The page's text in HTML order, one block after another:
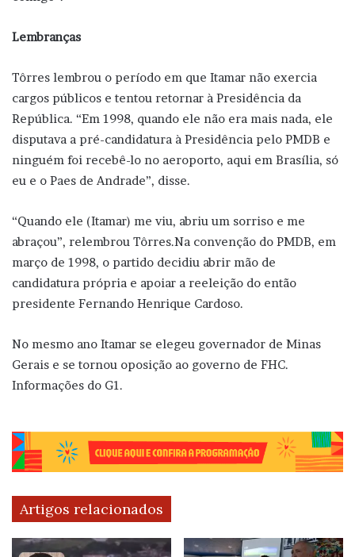
Lembranças
Tôrres lembrou o período em que Itamar não exercia
cargos públicos e tentou retornar à Presidência da
República. “Em 1998, quando ele não era mais nada, ele
disputava a pré-candidatura à Presidência pelo PMDB e
ninguém foi recebê-lo no aeroporto, aqui em Brasília, só
eu e o Paes de Andrade”, disse.
“Quando ele (Itamar) me viu, abriu um sorriso e me
abraçou”, relembrou Tôrres.Na convenção do PMDB, em
março de 1998, o partido decidiu abrir mão de
candidatura própria e apoiar a reeleição do então
presidente Fernando Henrique Cardoso.
No mesmo ano Itamar se elegeu governador de Minas
Gerais e se tornou oposição ao governo de FHC.
Informações do G1.
Artigos relacionados